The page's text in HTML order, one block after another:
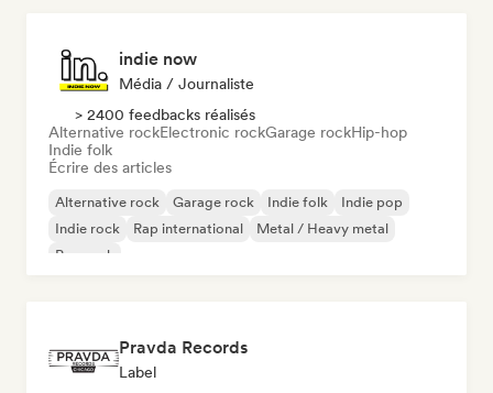
indie now
Média / Journaliste
> 2400 feedbacks réalisés
Alternative rockElectronic rockGarage rockHip-hop
Indie folk
Écrire des articles
Alternative rock Garage rock Indie folk
Indie pop
Indie rock
Rap international
Metal / Heavy metal
Pop rock
Pravda Records
Label